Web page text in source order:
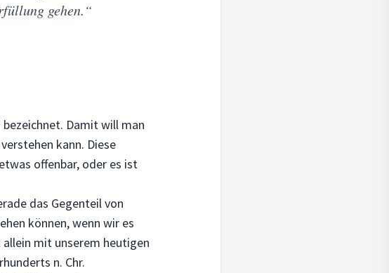
gehen.“
Damit will man
kann. Diese
offenbar, oder es ist
das Gegenteil von
können, wenn wir es
mit unserem heutigen
n. Chr.